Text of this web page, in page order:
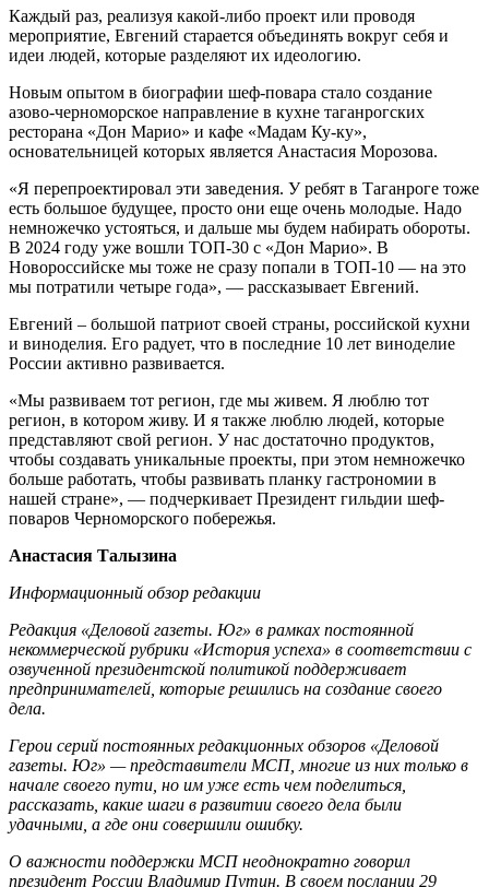
Каждый раз, реализуя какой-либо проект или проводя
мероприятие, Евгений старается объединять вокруг себя и
идеи людей, которые разделяют их идеологию.
Новым опытом в биографии шеф-повара стало создание
азово-черноморское направление в кухне таганрогских
ресторана «Дон Марио» и кафе «Мадам Ку-ку»,
основательницей которых является Анастасия Морозова.
«Я перепроектировал эти заведения. У ребят в Таганроге тоже
есть большое будущее, просто они еще очень молодые. Надо
немножечко устояться, и дальше мы будем набирать обороты.
В 2024 году уже вошли ТОП-30 с «Дон Марио». В
Новороссийске мы тоже не сразу попали в ТОП-10 — на это
мы потратили четыре года», — рассказывает Евгений.
Евгений – большой патриот своей страны, российской кухни
и виноделия. Его радует, что в последние 10 лет виноделие
России активно развивается.
«Мы развиваем тот регион, где мы живем. Я люблю тот
регион, в котором живу. И я также люблю людей, которые
представляют свой регион. У нас достаточно продуктов,
чтобы создавать уникальные проекты, при этом немножечко
больше работать, чтобы развивать планку гастрономии в
нашей стране», — подчеркивает Президент гильдии шеф-
поваров Черноморского побережья.
Анастасия Талызина
Информационный обзор редакции
Редакция «Деловой газеты. Юг» в рамках постоянной
некоммерческой рубрики «История успеха» в соответствии с
озвученной президентской политикой поддерживает
предпринимателей, которые решились на создание своего
дела.
Герои серий постоянных редакционных обзоров «Деловой
газеты. Юг» — представители МСП, многие из них только в
начале своего пути, но им уже есть чем поделиться,
рассказать, какие шаги в развитии своего дела были
удачными, а где они совершили ошибку.
О важности поддержки МСП неоднократно говорил
президент России Владимир Путин. В своем послании 29